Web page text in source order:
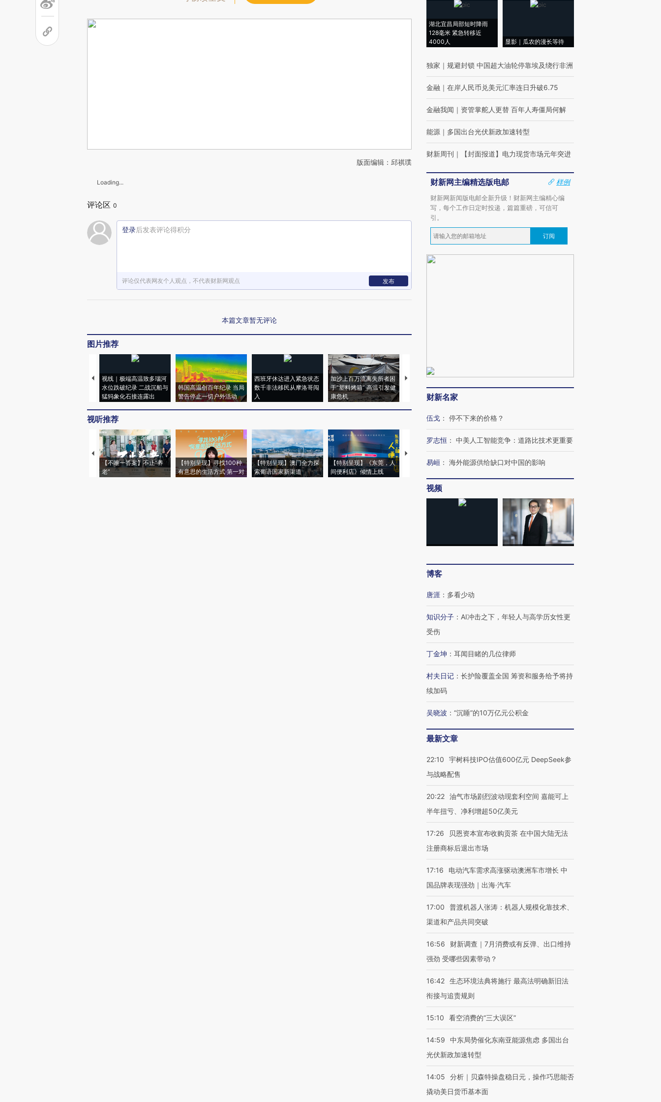
版面编辑：邱祺璞
Loading...
评论区 0
登录后发表评论得积分
评论仅代表网友个人观点，不代表财新网观点 发布
本篇文章暂无评论
图片推荐
视线｜极端高温致多瑙河
水位跌破纪录 二战沉船与
猛犸象化石接连露出
韩国高温创百年纪录 当局
警告停止一切户外活动
西班牙休达进入紧急状态
数千非法移民从摩洛哥闯
入
加沙上百万流离失所者困
于“塑料烤箱” 高温引发健
康危机
视线｜HYROX的吸金
术：是什么让中产们甘
心“花钱找虐”？
马航飞行员跨国走私7万
粒摇头丸 尿检体内含3种
视线｜被称为“蟑螂”的印
度Z世代 用街头抗争将教
视听推荐
【不唯一答案】不止“养
老”
【特别呈现】寻找100种
有意思的生活方式·第一对
【特别呈现】澳门全力探
索葡语国家新渠道
【特别呈现】《东莞，人
间便利店》倾情上线
【推广】走进第四届链博
会，让数智科技“链”接产
【特别呈现】寻找100种
【商旅对话】华住集团
湖北宜昌局部短时降雨
128毫米 紧急转移近
4000人
显影｜瓜农的漫长等待
独家 ｜ 规避封锁 中国超大油轮停靠埃及绕行非洲
金融 ｜ 在岸人民币兑美元汇率连日升破6.75
金融我闻 ｜ 资管掌舵人更替 百年人寿僵局何解
能源 ｜ 多国出台光伏新政加速转型
财新周刊 ｜ 【封面报道】电力现货市场元年突进
财新网主编精选版电邮
样例
财新网新闻版电邮全新升级！财新网主编精心编
写，每个工作日定时投递，篇篇重磅，可信可
引。
订阅
财新名家
伍戈 ： 停不下来的价格？
罗志恒 ： 中美人工智能竞争：道路比技术更重要
易峘 ： 海外能源供给缺口对中国的影响
视频
博客
唐涯 ： 多看少动
知识分子 ： AI冲击之下，年轻人与高学历女性更
受伤
丁金坤 ： 耳闻目睹的几位律师
村夫日记 ： 长护险覆盖全国 筹资和服务给予将持
续加码
吴晓波 ： “沉睡”的10万亿元公积金
最新文章
22:10
宇树科技IPO估值600亿元 DeepSeek参
与战略配售
20:22 油气市场剧烈波动现套利空间 嘉能可上
半年扭亏、净利增超50亿美元
17:26
贝恩资本宣布收购贡茶 在中国大陆无法
注册商标后退出市场
17:16
电动汽车需求高涨驱动澳洲车市增长 中
国品牌表现强劲｜出海·汽车
17:00
普渡机器人张涛：机器人规模化靠技术、
渠道和产品共同突破
16:56
财新调查｜7月消费或有反弹、出口维持
强劲 受哪些因素带动？
16:42 生态环境法典将施行 最高法明确新旧法
衔接与追责规则
15:10 看空消费的“三大误区”
14:59
中东局势催化东南亚能源焦虑 多国出台
光伏新政加速转型
14:05
分析｜贝森特操盘稳日元，操作巧思能否
撬动美日货币基本面